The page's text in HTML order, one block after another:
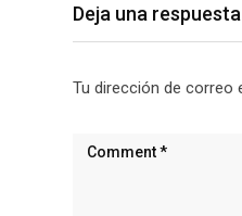
Deja una respuesta
Tu dirección de correo